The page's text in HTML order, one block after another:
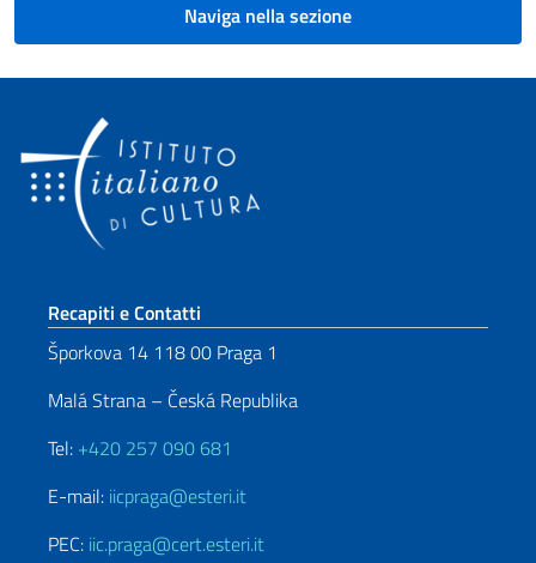
Naviga nella sezione
Sezione footer
Recapiti e Contatti
Šporkova 14 118 00 Praga 1
Malá Strana – Česká Republika
Tel: +420 257 090 681
E-mail: iicpraga@esteri.it
PEC: iic.praga@cert.esteri.it